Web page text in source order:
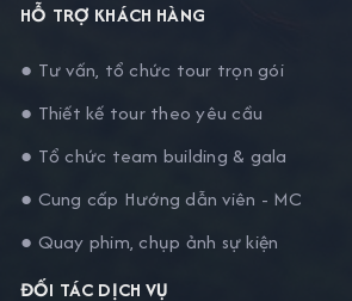
HỖ TRỢ KHÁCH HÀNG
● Tư vấn, tổ chức tour trọn gói
● Thiết kế tour theo yêu cầu
● Tổ chức team building & gala
● Cung cấp Hướng dẫn viên - MC
● Quay phim, chụp ảnh sự kiện
ĐỐI TÁC DỊCH VỤ